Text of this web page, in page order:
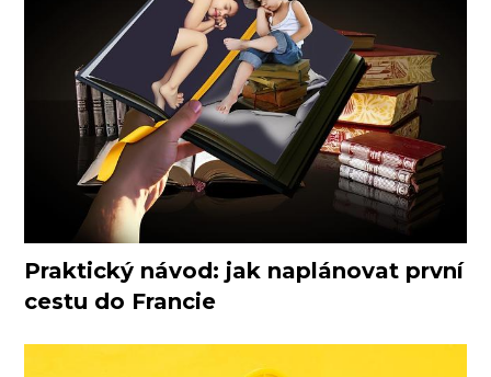
Praktický návod: jak naplánovat první
cestu do Francie